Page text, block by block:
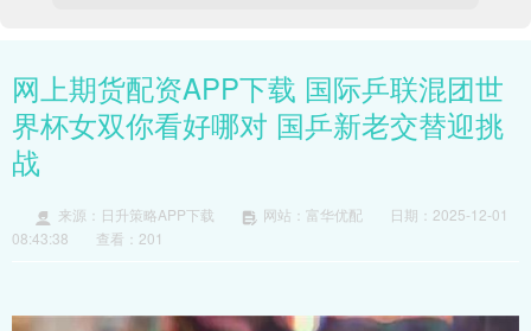
网上期货配资APP下载 国际乒联混团世
界杯女双你看好哪对 国乒新老交替迎挑
战
来源：日升策略APP下载 网站：富华优配
日期：2025-12-01
08:43:38
查看：201